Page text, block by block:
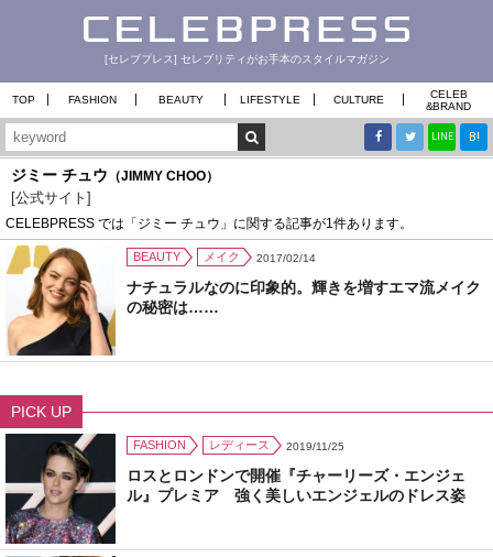
[セレブプレス] セレブリティがお手本のスタイルマガジン
TOP FASHION BEAUTY LIFESTYLE CULTURE
CELEB
&BRAND
LINE B!
ジミー チュウ （JIMMY CHOO）
[公式サイト]
CELEBPRESS では「ジミー チュウ」に関する記事が1件あります。
BEAUTY メイク 2017/02/14
ナチュラルなのに印象的。輝きを増すエマ流メイク
の秘密は……
PICK UP
FASHION レディース 2019/11/25
ロスとロンドンで開催『チャーリーズ・エンジェ
ル』プレミア 強く美しいエンジェルのドレス姿